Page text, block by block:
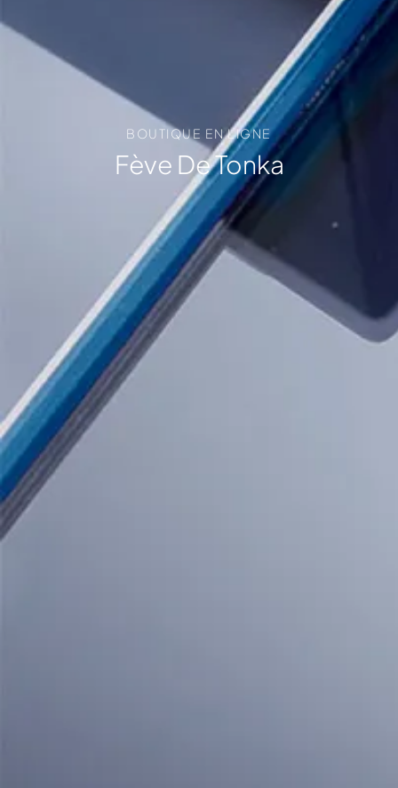
BOUTIQUE EN LIGNE
Fève De Tonka